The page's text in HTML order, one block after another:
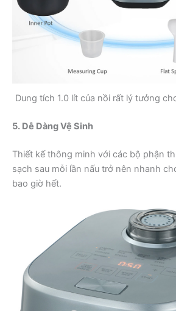
Dung tích 1.0 lít của nồi rất lý tưởng
5. Dễ Dàng Vệ Sinh
Thiết kế thông minh với các bộ phận
sạch sau mỗi lần nấu trở nên nhanh
bao giờ hết.